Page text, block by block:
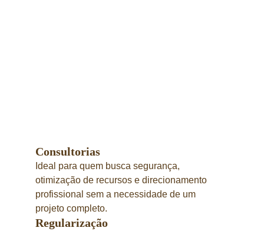
Consultorias
Ideal para quem busca segurança,
otimização de recursos e direcionamento
profissional sem a necessidade de um
projeto completo.
Regularização